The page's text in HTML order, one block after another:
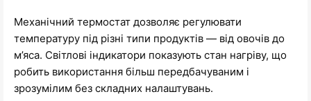
Механічний термостат дозволяє регулювати
температуру під різні типи продуктів — від овочів до
м’яса. Світлові індикатори показують стан нагріву, що
робить використання більш передбачуваним і
зрозумілим без складних налаштувань.